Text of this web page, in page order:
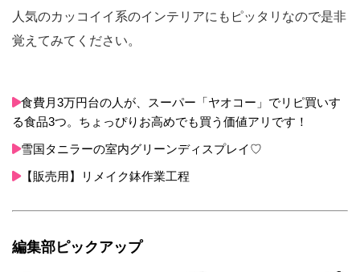
人気のカッコイイ系のインテリアにもピッタリなので是非
覚えてみてください。
食費月3万円台の人が、スーパー「ヤオコー」でリピ買いす
る食品3つ。ちょっぴりお高めでも買う価値アリです！
雪国タニラーの室内グリーンディスプレイ♡
【販売用】リメイク鉢作業工程
編集部ピックアップ